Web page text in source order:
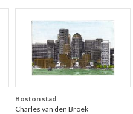
Boston stad
Charles van den Broek